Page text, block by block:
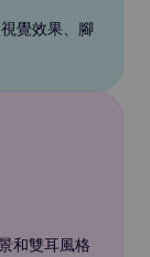
覺效果、腳
和雙耳風格